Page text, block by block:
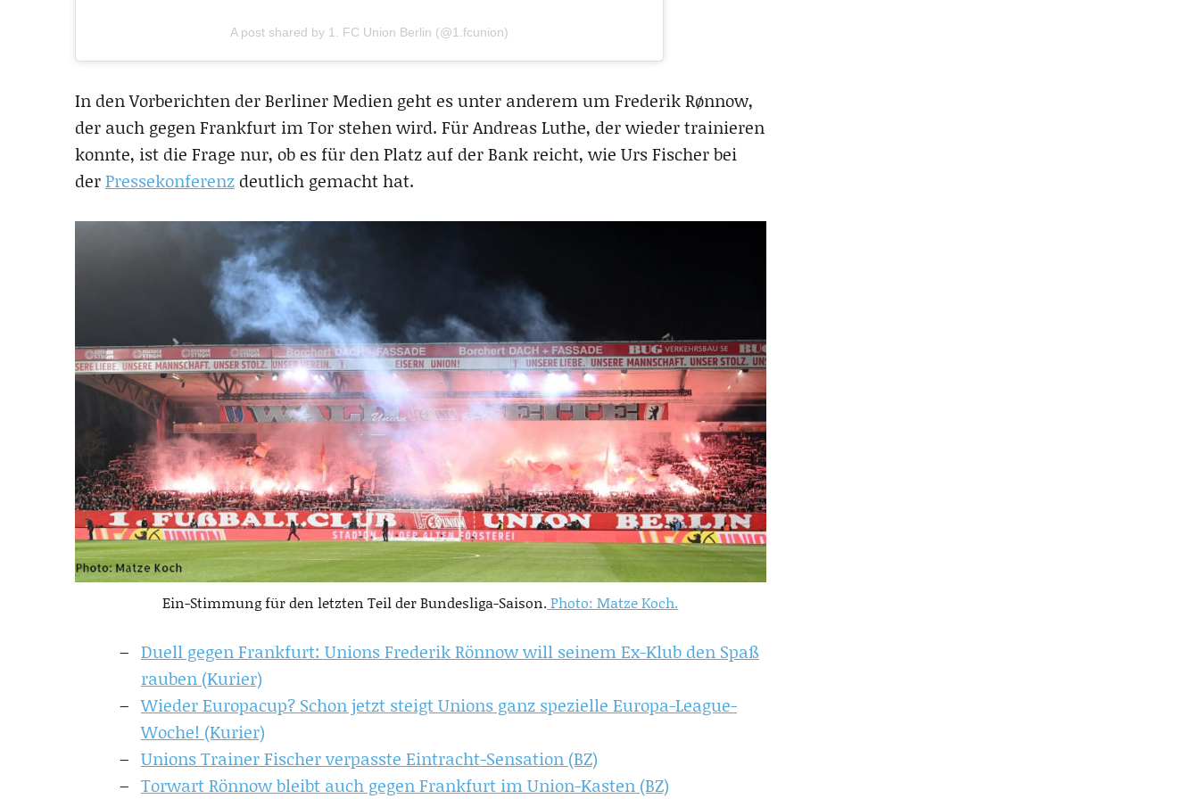
A post shared by 1. FC Union Berlin (@1.fcunion)
In den Vorberichten der Berliner Medien geht es unter anderem um Frederik Rønnow,
der auch gegen Frankfurt im Tor stehen wird. Für Andreas Luthe, der wieder trainieren
konnte, ist die Frage nur, ob es für den Platz auf der Bank reicht, wie Urs Fischer bei
derPressekonferenz deutlich gemacht hat.
Ein-Stimmung für den letzten Teil der Bundesliga-Saison.Photo: Matze Koch.
Duell gegen Frankfurt: Unions Frederik Rönnow will seinem Ex-Klub den Spaß
rauben (Kurier)
Wieder Europacup? Schon jetzt steigt Unions ganz spezielle Europa-League-
Woche! (Kurier)
Unions Trainer Fischer verpasste Eintracht-Sensation (BZ)
Torwart Rönnow bleibt auch gegen Frankfurt im Union-Kasten (BZ)